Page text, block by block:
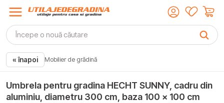
« înapoi Mobilier de grădină
Umbrela pentru gradina HECHT SUNNY, cadru din
aluminiu, diametru 300 cm, baza 100 x 100 cm